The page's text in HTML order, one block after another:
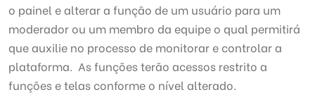
o painel e alterar a função de um usuário para um
moderador ou um membro da equipe o qual permitirá
que auxilie no processo de monitorar e controlar a
plataforma. As funções terão acessos restrito a
funções e telas conforme o nível alterado.